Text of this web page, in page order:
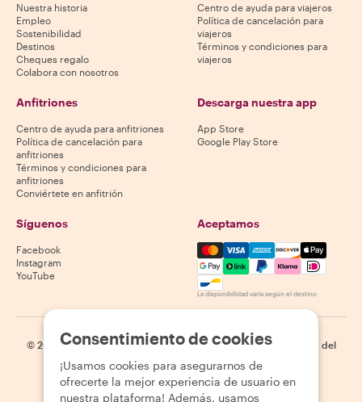
Nuestra historia
Empleo
Sostenibilidad
Destinos
Cheques regalo
Colabora con nosotros
Centro de ayuda para viajeros
Política de cancelación para
viajeros
Términos y condiciones para
viajeros
Anfitriones
Centro de ayuda para anfitriones
Política de cancelación para
anfitriones
Términos y condiciones para
anfitriones
Conviértete en anfitrión
Descarga nuestra app
App Store
Google Play Store
Síguenos
Facebook
Instagram
YouTube
Aceptamos
Mastercard, Visa, Amex,
La disponibilidad varía según el destino
© 2026 Withlocals.com | Política de privacidad | Cookies
Mapa del
Consentimiento de cookies
¡Usamos cookies para asegurarnos de
ofrecerte la mejor experiencia de usuario en
nuestra plataforma! Además, usamos